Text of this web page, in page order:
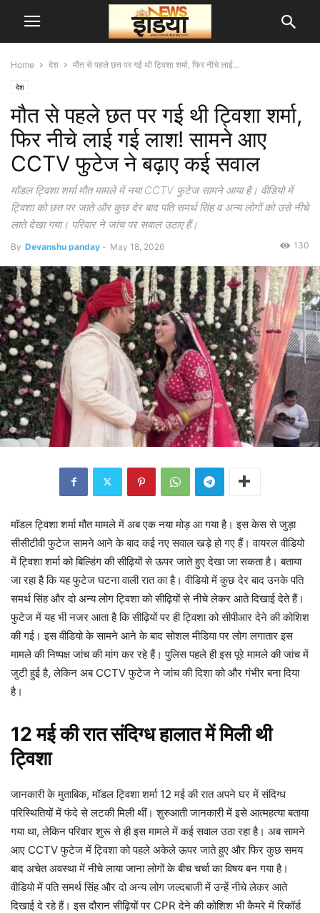
Home देश मौत से पहले छत पर गई थी ट्विशा शर्मा, फिर नीचे लाई...
देश
मौत से पहले छत पर गई थी ट्विशा शर्मा,
फिर नीचे लाई गई लाश! सामने आए
CCTV फुटेज ने बढ़ाए कई सवाल
मॉडल ट्विशा शर्मा मौत मामले में नया CCTV फुटेज सामने आया है। वीडियो में
ट्विशा को छत पर जाते और कुछ देर बाद पति समर्थ सिंह व अन्य लोगों को उसे नीचे
लाते देखा गया। परिवार ने जांच पर सवाल उठाए हैं।
By Devanshu panday - May 18, 2026 130
मॉडल ट्विशा शर्मा मौत मामले में अब एक नया मोड़ आ गया है। इस केस से जुड़ा
सीसीटीवी फुटेज सामने आने के बाद कई नए सवाल खड़े हो गए हैं। वायरल वीडियो
में ट्विशा शर्मा को बिल्डिंग की सीढ़ियों से ऊपर जाते हुए देखा जा सकता है। बताया
जा रहा है कि यह फुटेज घटना वाली रात का है। वीडियो में कुछ देर बाद उनके पति
समर्थ सिंह और दो अन्य लोग ट्विशा को सीढ़ियों से नीचे लेकर आते दिखाई देते हैं।
फुटेज में यह भी नजर आता है कि सीढ़ियों पर ही ट्विशा को सीपीआर देने की कोशिश
की गई। इस वीडियो के सामने आने के बाद सोशल मीडिया पर लोग लगातार इस
मामले की निष्पक्ष जांच की मांग कर रहे हैं। पुलिस पहले ही इस पूरे मामले की जांच में
जुटी हुई है, लेकिन अब CCTV फुटेज ने जांच की दिशा को और गंभीर बना दिया
है।
12 मई की रात संदिग्ध हालात में मिली थी
ट्विशा
जानकारी के मुताबिक, मॉडल ट्विशा शर्मा 12 मई की रात अपने घर में संदिग्ध
परिस्थितियों में फंदे से लटकी मिली थीं। शुरुआती जानकारी में इसे आत्महत्या बताया
गया था, लेकिन परिवार शुरू से ही इस मामले में कई सवाल उठा रहा है। अब सामने
आए CCTV फुटेज में ट्विशा को पहले अकेले ऊपर जाते हुए और फिर कुछ समय
बाद अचेत अवस्था में नीचे लाया जाना लोगों के बीच चर्चा का विषय बन गया है।
वीडियो में पति समर्थ सिंह और दो अन्य लोग जल्दबाजी में उन्हें नीचे लेकर आते
दिखाई दे रहे हैं। इस दौरान सीढ़ियों पर CPR देने की कोशिश भी कैमरे में रिकॉर्ड